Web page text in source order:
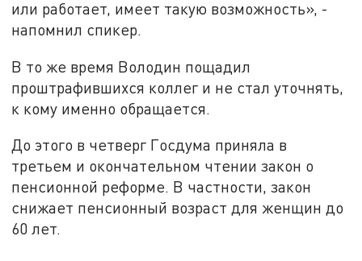
или работает, имеет такую возможность», -
напомнил спикер.
В то же время Володин пощадил
проштрафившихся коллег и не стал уточнять,
к кому именно обращается.
До этого в четверг Госдума приняла в
третьем и окончательном чтении закон о
пенсионной реформе. В частности, закон
снижает пенсионный возраст для женщин до
60 лет.